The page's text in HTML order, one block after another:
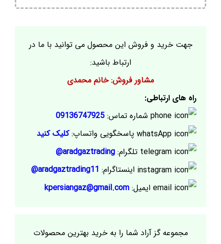
جهت خرید و فروش این محصول می توانید با ما در
ارتباط باشید:
مشاور فروش: خانم محمدی
راه های ارتباطی:
شماره تماس: 09136747925
پاسخگویی واتساپ:کلیک کنید
تلگرام: aradgaztrading@
اینستاگرام: aradgaztrading11@
ایمیل: kpersiangaz@gmail.com
مجموعه گز آراد شما را به خرید بهترین محصولات